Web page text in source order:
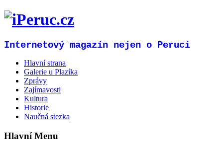
Internetový magazín nejen o Peruci
Hlavní strana
Galerie u Plazíka
Zprávy
Zajímavosti
Kultura
Historie
Naučná stezka
Hlavní Menu